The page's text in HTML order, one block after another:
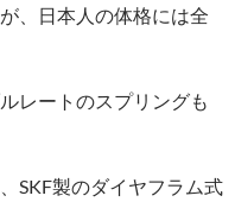
、日本人の体格には全
レートのスプリングも
SKF製のダイヤフラム式